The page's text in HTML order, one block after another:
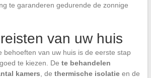
te garanderen gedurende de zonnige
van uw huis
behoeften van uw huis is de eerste stap
te kiezen. De te behandelen
kamers , de thermische isolatieen de